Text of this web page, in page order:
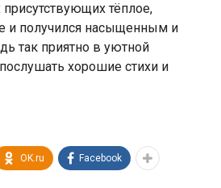
присутствующих тёплое,
и получился насыщенным и
так приятно в уютной
хорошие стихи и
OK.ru Facebook